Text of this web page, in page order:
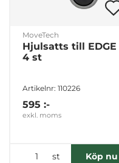
MoveTech
Hjulsatts till EDGE
4 st
Artikelnr: 110226
595 :-
exkl. moms
st Köp nu